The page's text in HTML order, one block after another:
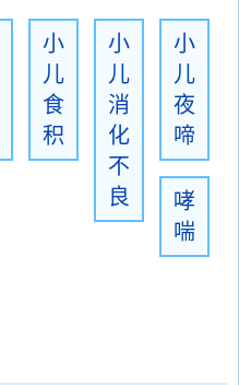
小
儿
食
积
小
儿
消
化
不
良
小
儿
夜
啼
哮
喘